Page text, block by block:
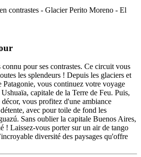
pour ses contrastes. Ce circuit vous
les splendeurs ! Depuis les glaciers et
Patagonie, vous continuez votre voyage
capitale de la Terre de Feu. Puis,
vous profitez d'une ambiance
avec pour toile de fond les
Sans oublier la capitale Buenos Aires,
! Laissez-vous porter sur un air de tango
diversité des paysages qu'offre